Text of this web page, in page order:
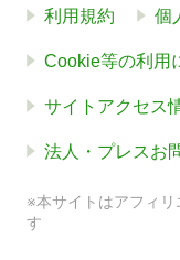
利用規約 個
Cookie等の利用
サイトアクセス
法人・プレスお
※本サイトはアフィ
す